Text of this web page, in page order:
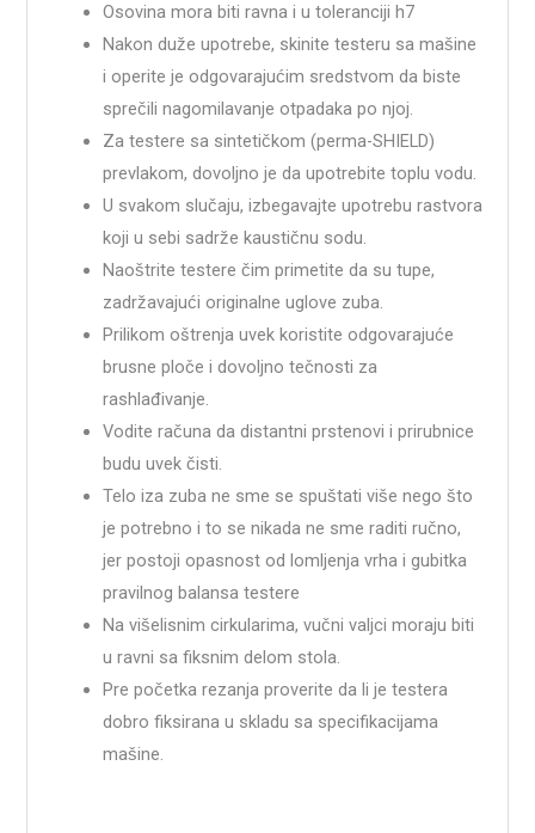
Osovina mora biti ravna i u toleranciji h7
Nakon duže upotrebe, skinite testeru sa mašine
i operite je odgovarajućim sredstvom da biste
sprečili nagomilavanje otpadaka po njoj.
Za testere sa sintetičkom (perma-SHIELD)
prevlakom, dovoljno je da upotrebite toplu vodu.
U svakom slučaju, izbegavajte upotrebu rastvora
koji u sebi sadrže kaustičnu sodu.
Naoštrite testere čim primetite da su tupe,
zadržavajući originalne uglove zuba.
Prilikom oštrenja uvek koristite odgovarajuće
brusne ploče i dovoljno tečnosti za
rashlađivanje.
Vodite računa da distantni prstenovi i prirubnice
budu uvek čisti.
Telo iza zuba ne sme se spuštati više nego što
je potrebno i to se nikada ne sme raditi ručno,
jer postoji opasnost od lomljenja vrha i gubitka
pravilnog balansa testere
Na višelisnim cirkularima, vučni valjci moraju biti
u ravni sa fiksnim delom stola.
Pre početka rezanja proverite da li je testera
dobro fiksirana u skladu sa specifikacijama
mašine.